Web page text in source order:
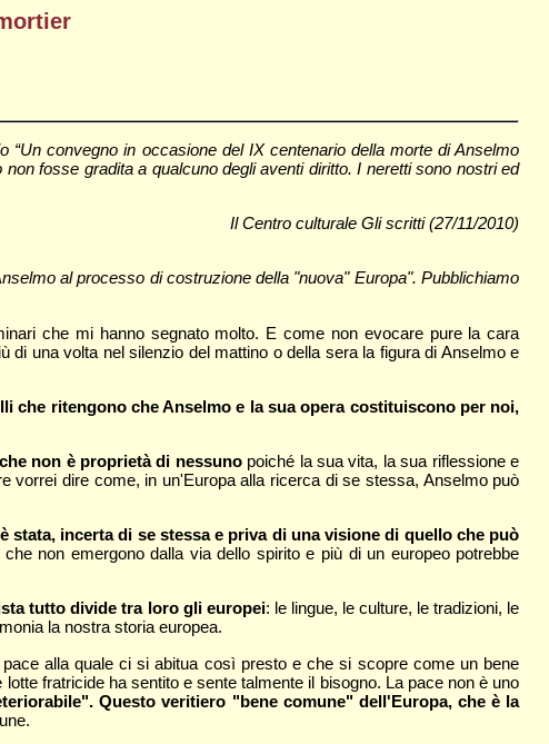
“Un convegno in occasione del IX centenario della morte di Anselmo
fosse gradita a qualcuno degli aventi diritto. I neretti sono nostri ed
Il Centro culturale Gli scritti (27/11/2010)
al processo di costruzione della "nuova" Europa". Pubblichiamo
che mi hanno segnato molto. E come non evocare pure la cara
una volta nel silenzio del mattino o della sera la figura di Anselmo e
che ritengono che Anselmo e la sua opera costituiscono per noi,
non è proprietà di nessunopoiché la sua vita, la sua riflessione e
vorrei dire come, in un'Europa alla ricerca di se stessa, Anselmo può
incerta di se stessa e priva di una visione di quello che può
non emergono dalla via dello spirito e più di un europeo potrebbe
tutto divide tra loro gli europei: le lingue, le culture, le tradizioni, le
la nostra storia europea.
alla quale ci si abitua così presto e che si scopre come un bene
fratricide ha sentito e sente talmente il bisogno. La pace non è uno
Questo veritiero "bene comune" dell'Europa, che è la